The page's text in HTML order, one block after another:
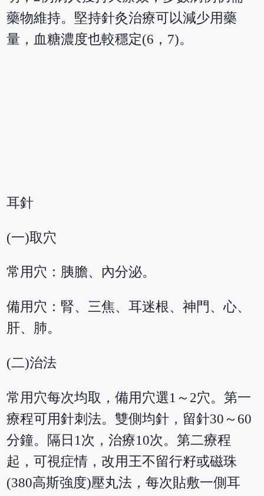
藥物維持。堅持針灸治療可以減少用藥
量，血糖濃度也較穩定(6，7)。
耳針
(一)取穴
常用穴：胰膽、內分泌。
備用穴：腎、三焦、耳迷根、神門、心、
肝、肺。
(二)治法
常用穴每次均取，備用穴選1～2穴。第一
療程可用針刺法。雙側均針，留針30～60
分鐘。隔日1次，治療10次。第二療程
起，可視症情，改用王不留行籽或磁珠
(380高斯強度)壓丸法，每次貼敷一側耳